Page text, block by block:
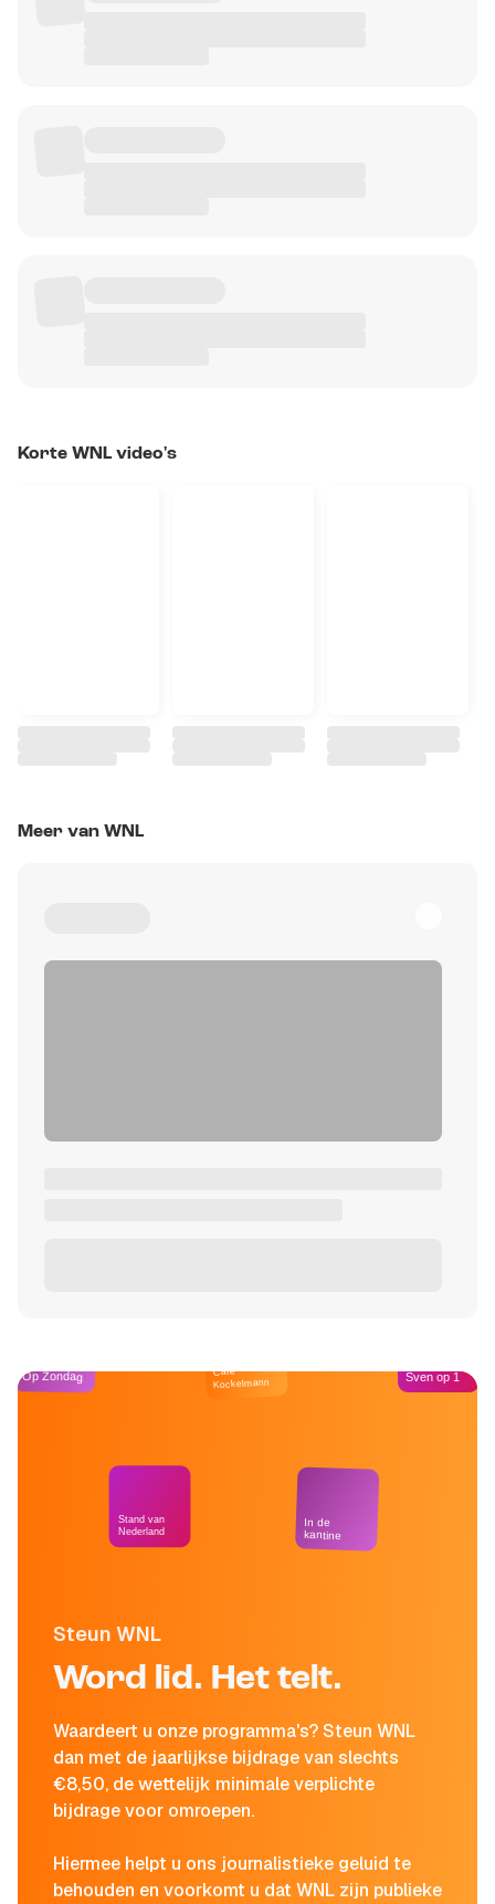
Korte WNL video's
Meer van WNL
Steun WNL
Word lid. Het telt.
Waardeert u onze programma's? Steun WNL
dan met de jaarlijkse bijdrage van slechts
€8,50, de wettelijk minimale verplichte
bijdrage voor omroepen.
Hiermee helpt u ons journalistieke geluid te
behouden en voorkomt u dat WNL zijn publieke
Op Zondag
Stand van
Nederland
Café
Kockelmann
In de
kantine
Sven op 1